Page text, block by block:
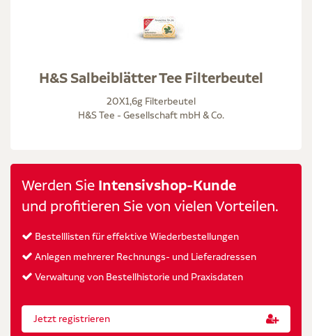
H&S Salbeiblätter Tee Filterbeutel
20X1,6g Filterbeutel
H&S Tee - Gesellschaft mbH & Co.
Werden Sie Intensivshop-Kunde
und profitieren Sie von vielen Vorteilen.
Bestelllisten für effektive Wiederbestellungen
Anlegen mehrerer Rechnungs- und Lieferadressen
Verwaltung von Bestellhistorie und Praxisdaten
Jetzt registrieren